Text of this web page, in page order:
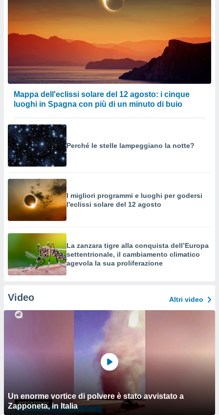
Mappa dell'eclissi solare del 12 agosto: i cinque
luoghi in Spagna con più di un minuto di buio
Perché le stelle lampeggiano la notte?
I migliori programmi e luoghi per godersi
l'eclissi solare del 12 agosto
La zanzara tigre alla conquista dell’Europa
settentrionale, il cambiamento climatico
agevola la sua proliferazione
Video Altri video
Un enorme vortice di polvere è stato avvistato a
Zapponeta, in Italia